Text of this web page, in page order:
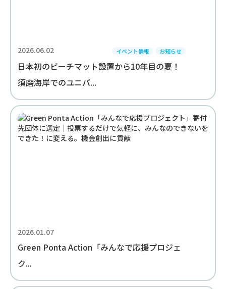
2026.06.02 イベント情報 お知らせ
日本初のビーチマット設置から10年目の夏！
須磨海岸でのユニバ...
2026.01.07
Green Ponta Action「みんなで応援プロジェ
ク...